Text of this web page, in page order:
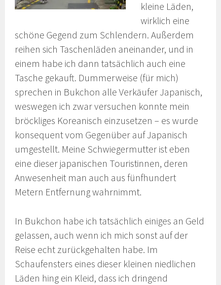
kleine Läden,
wirklich eine
schöne Gegend zum Schlendern. Außerdem
reihen sich Taschenläden aneinander, und in
einem habe ich dann tatsächlich auch eine
Tasche gekauft. Dummerweise (für mich)
sprechen in Bukchon alle Verkäufer Japanisch,
weswegen ich zwar versuchen konnte mein
bröckliges Koreanisch einzusetzen – es wurde
konsequent vom Gegenüber auf Japanisch
umgestellt. Meine Schwiegermutter ist eben
eine dieser japanischen Touristinnen, deren
Anwesenheit man auch aus fünfhundert
Metern Entfernung wahrnimmt.
In Bukchon habe ich tatsächlich einiges an Geld
gelassen, auch wenn ich mich sonst auf der
Reise echt zurückgehalten habe. Im
Schaufensters eines dieser kleinen niedlichen
Läden hing ein Kleid, dass ich dringend